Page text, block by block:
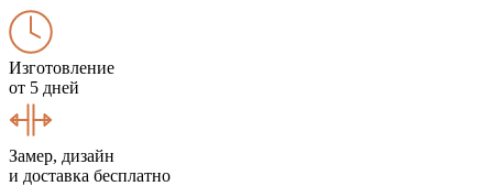
Изготовление
от 5 дней
Замер, дизайн
и доставка бесплатно